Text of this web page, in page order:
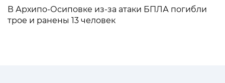
В Архипо-Осиповке из-за атаки БПЛА погибли
трое и ранены 13 человек